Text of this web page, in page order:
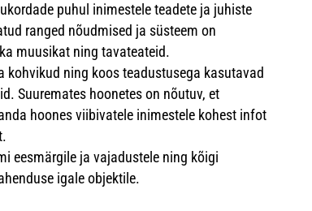
puhul inimestele teadete ja juhiste
ranged nõudmised ja süsteem on
muusikat ning tavateateid.
ning koos teadustusega kasutavad
Suuremates hoonetes on nõutuv, et
hoones viibivatele inimestele kohest infot
eesmärgile ja vajadustele ning kõigi
igale objektile.